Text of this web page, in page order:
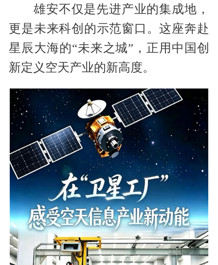
雄安不仅是先进产业的集成地，
更是未来科创的示范窗口。这座奔赴
星辰大海的“未来之城”，正用中国创
新定义空天产业的新高度。